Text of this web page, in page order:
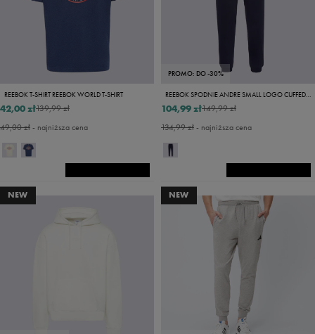
REEBOK T-SHIRT REEBOK WORLD T-SHIRT
139,99 zł
42,00 zł
49,00 zł- najniższa cena
PROMO: DO -30%
149,99 zł
104,99 zł
134,99 zł- najniższa cena
NEW NEW